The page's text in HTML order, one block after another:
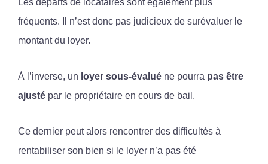
Les départs de locataires sont également plus
fréquents. Il n’est donc pas judicieux de surévaluer le
montant du loyer.
À l’inverse, un loyer sous-évalué ne pourra pas être
ajusté par le propriétaire en cours de bail.
Ce dernier peut alors rencontrer des difficultés à
rentabiliser son bien si le loyer n’a pas été